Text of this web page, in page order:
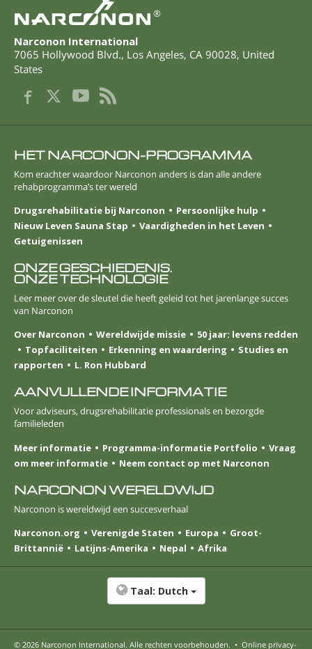
®
Narconon International
7065 Hollywood Blvd., Los Angeles, CA 90028, United
States
HET NARCONON-PROGRAMMA
Kom erachter waardoor Narconon anders is dan alle andere
rehabprogramma’s ter wereld
Drugsrehabilitatie bij Narconon
Persoonlijke hulp
Nieuw Leven Sauna Stap
Vaardigheden in het Leven
Getuigenissen
ONZE GESCHIEDENIS.
ONZE TECHNOLOGIE
Leer meer over de sleutel die heeft geleid tot het jarenlange succes
van Narconon
Over Narconon
Wereldwijde missie
50 jaar: levens redden
Topfaciliteiten
Erkenning en waardering
Studies en
rapporten
L. Ron Hubbard
AANVULLENDE INFORMATIE
Voor adviseurs, drugsrehabilitatie professionals en bezorgde
familieleden
Meer informatie
Programma-informatie Portfolio
Vraag
om meer informatie
Neem contact op met Narconon
NARCONON WERELDWIJD
Narconon is wereldwijd een succesverhaal
Narconon.org
Verenigde Staten Europa
Groot-
Brittannië
Latijns-Amerika Nepal Afrika
Taal: Dutch
© 2026 Narconon International. Alle rechten voorbehouden. • Online privacy-